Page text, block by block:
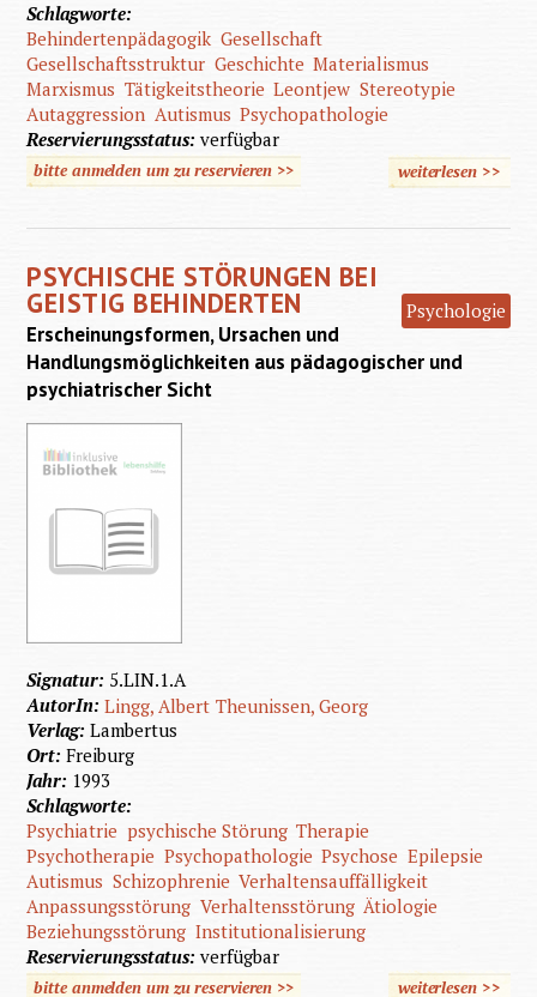
Schlagworte:
Behindertenpädagogik Gesellschaft
Gesellschaftsstruktur Geschichte Materialismus
Marxismus Tätigkeitstheorie Leontjew Stereotypie
Autaggression Autismus Psychopathologie
Reservierungsstatus:verfügbar
bitte anmelden um zu reservieren >> weiterlesen>>
PSYCHISCHE STÖRUNGEN BEI
GEISTIG BEHINDERTEN Psychologie
Erscheinungsformen, Ursachen und
Handlungsmöglichkeiten aus pädagogischer und
psychiatrischer Sicht
Signatur: 5.LIN.1.A
AutorIn:Lingg, Albert Theunissen, Georg
Verlag:Lambertus
Ort:Freiburg
Jahr: 1993
Schlagworte:
Psychiatrie psychische Störung Therapie
Psychotherapie Psychopathologie Psychose Epilepsie
Autismus Schizophrenie Verhaltensauffälligkeit
Anpassungsstörung Verhaltensstörung Ätiologie
Beziehungsstörung Institutionalisierung
Reservierungsstatus:verfügbar
bitte anmelden um zu reservieren >> weiterlesen>>